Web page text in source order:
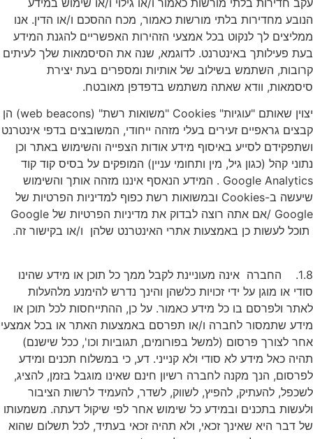
עקב חדירות בלתי מורשות כאמור ו/או גילוי ו/או שימוש במידע
הנובע מחדירות בלתי מורשות כאמור, מכח ההסכם ו/או הדין. אנו
ממליצים לך לנקוט בכל אמצעי הזהירות האפשריים להגנת המידע
בעת פעילותך באינטרנט. לדוגמא, שנה את הסיסמאות שלך לעיתים
קרובות, השתמש בשילוב של אותיות ומספרים בעת יצירת
סיסמאות, וודא שאתה משתמש בדפדפן מאובטח.
יצוין שאותם "עוגיות" Cookies "משואות רשת" (web beacons) הן
קבצים גראפיים זעירים בעלי מזהה ייחודי, המשובצים בדפי אינטרנט
ושתפקידם לסייע באיסוף מידע אודות הצפייה והשימוש באתר וכן
נתוני קהל (כגון גיל, מין ותחומי עניין) המופקים על בסיס קוד קוד
Google Analytics . המידע הנאסף איננו מזהה אותך והשימוש
שיעשה ב-Cookies ובמשואות רשת כפוף למדיניות הפרטיות של
Google /אם אתה רוצה לבדוק את מדיניות הפרטיות של Google
תוכל לעשות כן באמצעות אתרי האינטרנט שלהן ו/או בקישור זה.
1.8. החברה אינה מעוניינת לקבל ממך כל תוכן או מידע שהינו
סודי או מוגן על ידי זכויות כלשהן והינך נדרש להימנע מלהעלות
לאתר ולפרסם בו כל מידע כאמור. על כן, ההתייחסות לכל תוכן או
מידע שתמסור לחברה ו/או תפרסם באמצעות האתר או בכל אמצעי
אחר לצורך פרסום (למשל בפורומים, תגוביות וכו', ככל שישנם)
תהיה כאל מידע לא סודי ולא קנייני. דע, כי במשלוח תכנים ומידע
לפרסום, הנך מקנה לחברה רשיון חינם שאינו מוגבל בזמן, להציג,
לשכפל, להעתיק, להפיץ, לשווק, לשדר, להעמיד לרשות הציבור
ולעשות בתכנים ובמידע כל שימוש אחר לפי שיקול דעתה. משמעותו
של דבר היא שאינך זכאי, ולא תהיה זכאי בעתיד, לכל תשלום שהוא